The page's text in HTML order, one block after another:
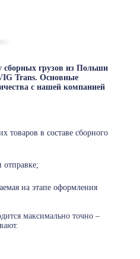
сборных грузов из Польши
Trans. Основные
с нашей компанией
товаров в составе сборного
отправке;
на этапе оформления
максимально точно –